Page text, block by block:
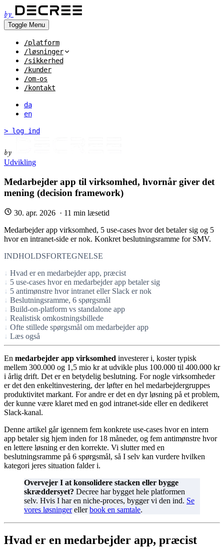
by
Toggle Menu
/platform
/løsninger
/sikkerhed
/kunder
/om-os
/kontakt
da
en
> log ind
by
Udvikling
Medarbejder app til virksomhed, hvornår giver det
mening (decision framework)
30. apr. 2026 · 11 min læsetid
Medarbejder app virksomhed, 5 use-cases hvor det betaler sig og 5
hvor en intranet-side er nok. Konkret beslutningsramme for SMV.
INDHOLDSFORTEGNELSE
Hvad er en medarbejder app, præcist
5 use-cases hvor en medarbejder app betaler sig
5 antimønstre hvor intranet eller Slack er nok
Beslutningsramme, 6 spørgsmål
Build-on-platform vs standalone app
Realistisk omkostningsbillede
Ofte stillede spørgsmål om medarbejder app
Læs også
En medarbejder app virksomhed investerer i, koster typisk
mellem 300.000 og 1,5 mio kr at udvikle plus 100.000 til 400.000 kr
i årlig drift. Det er en betydelig beslutning. For nogle virksomheder
er det den enkeltinvestering, der løfter en hel medarbejdergruppes
produktivitet markant. For andre er det en dyr løsning på et problem,
der kunne være klaret med en god intranet-side eller en dedikeret
Slack-kanal.
Denne artikel går igennem fem konkrete use-cases hvor en intern
app betaler sig hjem inden for 18 måneder, og fem antimønstre hvor
en lettere løsning er den korrekte. Vi slutter med en
beslutningsramme på 6 spørgsmål, så I selv kan vurdere hvilken
kategori jeres situation falder i.
Overvejer I at konsolidere stacken eller bygge
skræddersyet? Decree har bygget hele platformen
selv. Hvis I har en niche-proces, bygger vi den ind. Se
vores løsningerellerbook en samtale.
Hvad er en medarbejder app, præcist